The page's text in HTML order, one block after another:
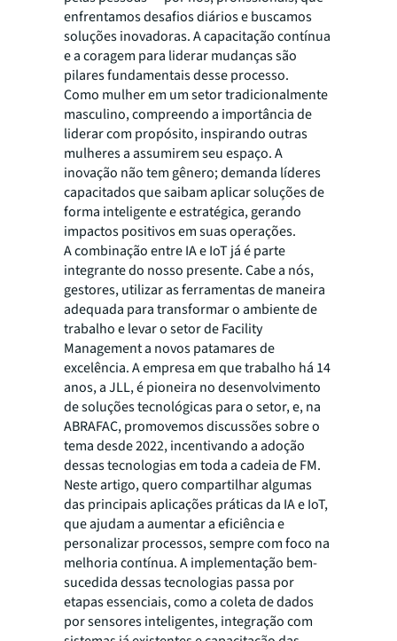
enfrentamos desafios diários e buscamos
soluções inovadoras. A capacitação contínua
e a coragem para liderar mudanças são
pilares fundamentais desse processo.
Como mulher em um setor tradicionalmente
masculino, compreendo a importância de
liderar com propósito, inspirando outras
mulheres a assumirem seu espaço. A
inovação não tem gênero; demanda líderes
capacitados que saibam aplicar soluções de
forma inteligente e estratégica, gerando
impactos positivos em suas operações.
A combinação entre IA e IoT já é parte
integrante do nosso presente. Cabe a nós,
gestores, utilizar as ferramentas de maneira
adequada para transformar o ambiente de
trabalho e levar o setor de Facility
Management a novos patamares de
excelência. A empresa em que trabalho há 14
anos, a JLL, é pioneira no desenvolvimento
de soluções tecnológicas para o setor, e, na
ABRAFAC, promovemos discussões sobre o
tema desde 2022, incentivando a adoção
dessas tecnologias em toda a cadeia de FM.
Neste artigo, quero compartilhar algumas
das principais aplicações práticas da IA e IoT,
que ajudam a aumentar a eficiência e
personalizar processos, sempre com foco na
melhoria contínua. A implementação bem-
sucedida dessas tecnologias passa por
etapas essenciais, como a coleta de dados
por sensores inteligentes, integração com